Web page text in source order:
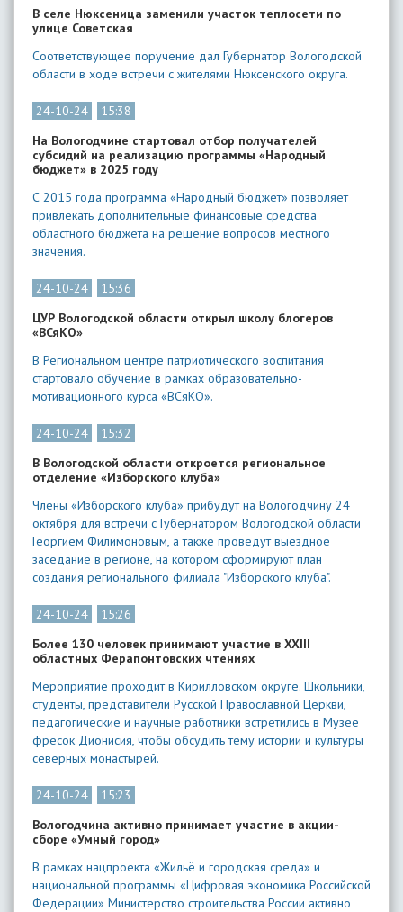
В селе Нюксеница заменили участок теплосети по
улице Советская
Соответствующее поручение дал Губернатор Вологодской
области в ходе встречи с жителями Нюксенского округа.
24-10-24
15:38
На Вологодчине стартовал отбор получателей
субсидий на реализацию программы «Народный
бюджет» в 2025 году
С 2015 года программа «Народный бюджет» позволяет
привлекать дополнительные финансовые средства
областного бюджета на решение вопросов местного
значения.
24-10-24
15:36
ЦУР Вологодской области открыл школу блогеров
«ВСяКО»
В Региональном центре патриотического воспитания
стартовало обучение в рамках образовательно-
мотивационного курса «ВСяКО».
24-10-24
15:32
В Вологодской области откроется региональное
отделение «Изборского клуба»
Члены «Изборского клуба» прибудут на Вологодчину 24
октября для встречи с Губернатором Вологодской области
Георгием Филимоновым, а также проведут выездное
заседание в регионе, на котором сформируют план
создания регионального филиала "Изборского клуба".
24-10-24
15:26
Более 130 человек принимают участие в XXIII
областных Ферапонтовских чтениях
Мероприятие проходит в Кирилловском округе. Школьники,
студенты, представители Русской Православной Церкви,
педагогические и научные работники встретились в Музее
фресок Дионисия, чтобы обсудить тему истории и культуры
северных монастырей.
24-10-24
15:23
Вологодчина активно принимает участие в акции-
сборе «Умный город»
В рамках нацпроекта «Жильё и городская среда» и
национальной программы «Цифровая экономика Российской
Федерации» Министерство строительства России активно